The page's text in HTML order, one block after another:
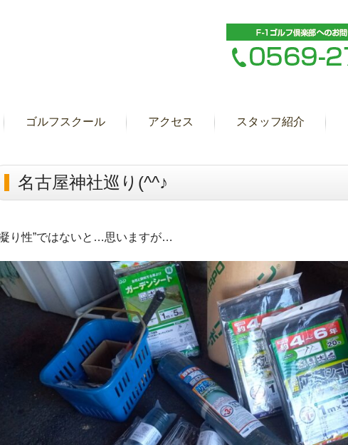
ゴルフスクール アクセス スタッフ紹介
名古屋神社巡り(^^♪
り性”ではないと…思いますが…